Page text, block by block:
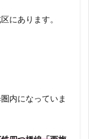
にあります。
内になっていま